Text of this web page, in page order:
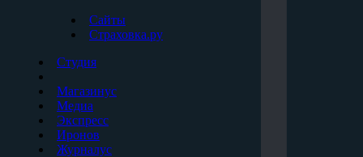
Сайты
Страховка.ру
Студия
Магазинус
Медиа
Экспресс
Иронов
Журналус